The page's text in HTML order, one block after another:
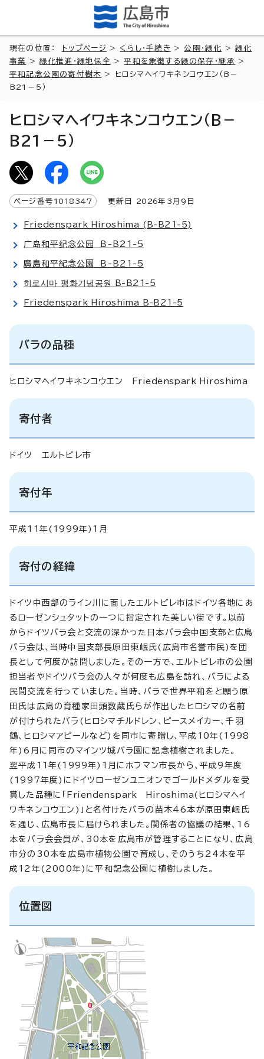
現在の位置： トップページ > くらし・手続き >公園・緑化 >緑化
事業
>緑化推進・緑地保全 >平和を象徴する緑の保存・継承
>
平和記念公園の寄付樹木
> ヒロシマヘイワキネンコウエン（B－
B21－5）
ヒロシマヘイワキネンコウエン（B－
B21－5）
ページ番号 1018347 更新日 2026年3月9日
Friedenspark Hiroshima (B-B21-5)
广岛和平纪念公园 B-B21-5
廣島和平紀念公園 B-B21-5
히로시마 평화기념공원 B-B21-5
Friedenspark Hiroshima B-B21-5
バラの品種
ヒロシマヘイワキネンコウエン Friedenspark Hiroshima
寄付者
ドイツ エルトビレ市
寄付年
平成11年(1999年)1月
寄付の経緯
ドイツ中西部のライン川に面したエルトビレ市はドイツ各地にあ
るローゼンシュタットの一つに指定された美しい街です。以前
からドイツバラ会と交流の深かった日本バラ会中国支部と広島
バラ会は、当時中国支部長原田東岷氏(広島市名誉市民)を団
長として何度か訪問しました。その一方で、エルトビレ市の公園
担当者やドイツバラ会の人々が何度も広島を訪れ、バラによる
民間交流を行っていました。当時、バラで世界平和をと願う原
田氏は広島の育種家田頭数蔵氏らが作出したヒロシマの名前
が付けられたバラ(ヒロシマチルドレン、ピースメイカー、千羽
鶴、ヒロシマアピールなど)を同市に寄贈し、平成10年(1998
年)6月に同市のマインツ城バラ園に記念植樹されました。
翌平成11年(1999年)1月にホフマン市長から、平成9年度
(1997年度)にドイツローゼンユニオンでゴールドメダルを受
賞した品種に「
Friendenspark Hiroshima(ヒロシマヘイ
ワキネンコウエン)」と名付けたバラの苗木46本が原田東岷氏
を通じ、広島市長に届けられました。関係者の協議の結果、16
本をバラ会会員が、30本を広島市が管理することになり、広島
市分の30本を広島市植物公園で育成し、そのうち24本を平
成12年(2000年)に平和記念公園に植樹しました。
位置図